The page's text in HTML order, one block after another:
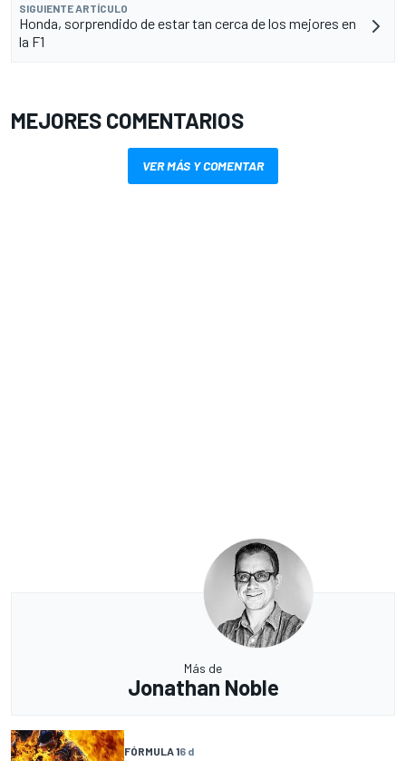
SIGUIENTE ARTÍCULO
Honda, sorprendido de estar tan cerca de los mejores en
la F1
MEJORES COMENTARIOS
VER MÁS Y COMENTAR
Más de
Jonathan Noble
FÓRMULA 16 d